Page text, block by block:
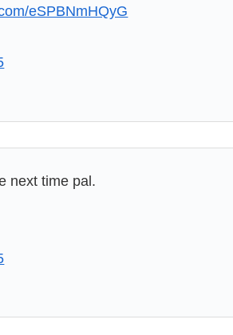
eSPBNmHQyG
next time pal.